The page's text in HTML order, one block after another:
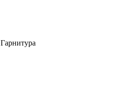
Гарнитура